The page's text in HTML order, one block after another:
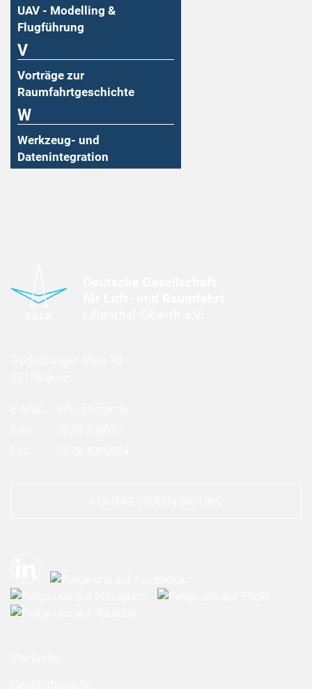
UAV - Modelling &
Flugführung
V
Vorträge zur
Raumfahrtgeschichte
W
Werkzeug- und
Datenintegration